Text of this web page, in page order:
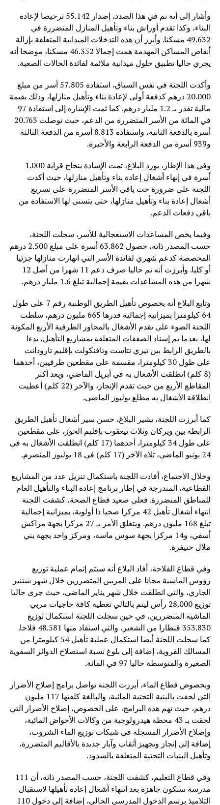
وأشار إلى أنه تم في هذا الصدد، إصدار 55.142 ترخيصا لإعادة
البناء، وكذا تقدم أوراش بناء وتأهيل المنازل المتضررة في
49.632 مسكنا. وأبرز أن هذه التدخلات الميدانية المتعلقة بإزالة
أنقاض المساكن المهدمة همت إجمالا 46.352 مسكنا، موضحا أنه
يجري حاليا تطبيق حلول ميدانية ملائمة لفائدة الحالات الصعبة.
وأكدت اللجنة في نفس السياق، استفادة 57.805 أسر من مبلغ
20.000 درهم كدفعة أولى لإعادة بناء وتأهيل منازلها، وذلك بقيمة
مالية تقدر بـ 1.2 مليار درهم. كما تمت الإشارة إلى استفادة 97
في المائة من الأسر المتضررة من الدعم، حيث توصلت 20.763
أسرة بالدفعة الثانية، واستفادة 8.813 أسرة من الدفعة الثالثة
و939 أسرة من الدفعة الرابعة والأخيرة.
وفي هذا الإطار، يورد البلاغ، تمت الإشادة بنجاح قرابة 1.000
أسرة في إنهاء أشغال إعادة بناء وتأهيل منازلها، حيث أكدت
اللجنة على ضرورة حث باقي الأسر المتضررة على تسريع
أشغال إعادة بناء وتأهيل منازلها، حتى يتسنى لها الاستفادة من
باقي دفعات الدعم.
وفيما يخص المساعدات الاستعجالية للأسر، سجلت اللجنة،
حسب المصدر ذاته، حصول 63.862 أسرة على مبلغ 2.500 درهم
المخصصة كدعم شهري لفائدة الأسر التي انهارت منازلها جزئيا
أو كليا. وأبرزت أنه تم حاليا صرف دعم 11 شهرا من أصل 12
شهرا من هذه المساعدات بقيمة إجمالية تبلغ 1.6 مليار درهم.
وتابع البلاغ أنه بخصوص تأهيل الطريق الوطنية رقم 7 على طول
64 كيلومترا بميزانية إجمالية قدرها 665 مليون درهم، سلطت
اللجنة الضوء على تقدم الأشغال بالمحاور الطرقية الأربع المكونة
لها، بعدما تم إسناد الصفقات المتعلقة بمشاريع التأهيل، بدءا
بالطريق الرابط بين تيزي نتاست وتافنكولت بإقليم تارودانت
على طول 30 كيلومترا، مقسمة على مقطعين طرقيين، أحدهما
(8 كلم) انطلقت الأشغال به في أبريل الماضي، ويعد أكثر
المقاطع الأربع من حيث تقدم الإنجاز، والآخر (22 كلم) أعطيت
انطلاقة الأشغال به مطلع يوليوز الماضي.
كما أبرزت اللجنة، يشير البلاغ، حسن سير أشغال تأهيل الطريق
الرابطة بين ويركان وثلاث نيعقوب بإقليم الحوز، على مقطعين
على طول 34 كيلومترا، أحدهما (17 كلم) انطلقت الأشغال به في
24 يونيو الماضي، تلاه الآخر (17 كلم) في 18 يوليوز المنصرم.
وخلال الاجتماع، أفادت اللجنة باستكمال تنزيل عدد من المشاريع
القطاعية، المندرجة في إطار برنامج إعادة البناء والتأهيل العام
للمناطق المتضررة. فعلى صعيد قطاع الصحة، كشفت اللجنة
انتهاء أشغال تأهيل 42 مركزا صحيا ذا أولوية، بميزانية إجمالية
تبلغ 168 مليون درهم. ويتعلق الأمر بـ 27 مركزا بجهة مراكش
أسفي، و14 مركزا بجهة سوس ماسة، ومركز واحد بجهة بني
ملال خنيفرة.
وفي قطاع الفلاحة، أفاد البلاغ أنه سيتم إتمام عملية توزيع
رؤوس الماشية مجانا على المربين المتضررين خلال شهر شتنبر
الجاري، والتي انطلقت خلال شهر يناير الماضي، حيث جرى حاليا
توزيع 28.000 رأس ليتم بالتالي تغطية كافة حاجيات مربي
الماشية المتضررين، في حين سجلت اللجنة استكمال توزيع
353.830 قنطارا من الشعير، والتي استفاد منها 48.581 فلاحا.
كما سجلت اللجنة أيضا استكمال عملية تأهيل 54 كيلومترا من
المسالك القروية، إضافة إلى بلوغ نسبة استصلاح الدوائر السقوية
الصغيرة والمتوسطة حاليا 97 في المائة.
وبخصوص قطاع الماء، أبرزت اللجنة تواصل برامج إصلاح الأضرار
التي لحقت بالبنية التحتية المائية، والبالغة كلفتها 117 مليون
درهم، حيث تهم هذه البرامج، على الخصوص، إصلاح الأضرار التي
لحقت بـ 43 محطة هيدرولوجية من وكالات الأحواض المائية،
وإصلاح الأضرار المسجلة في شبكات توزيع الماء الشروب،
إضافة إلى إنجاز وتجهيز أثقاب وآبار جديدة بالأقاليم المتضررة،
وتأهيل البنيات التحتية المتعلقة بالسدود.
وفي قطاع التعليم، كشفت اللجنة، حسب المصدر ذاته، أن 111
مدرسة ستكون جاهزة بعد انتهاء أشغال إعادة تأهيلها لاستقبال
التلاميذ برسم الدخول المدرسي الحالي، إضافة إلى دخول 110